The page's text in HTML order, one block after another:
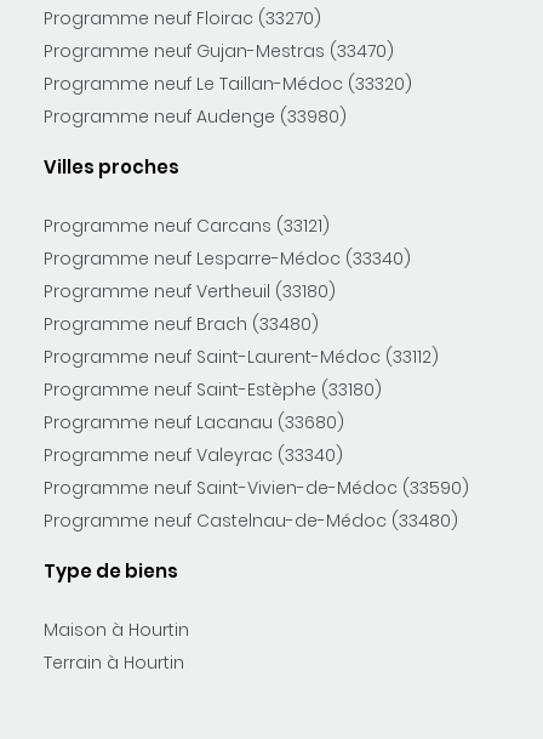
Programme neuf Floirac (33270)
Programme neuf Gujan-Mestras (33470)
Programme neuf Le Taillan-Médoc (33320)
Programme neuf Audenge (33980)
Villes proches
Programme neuf Carcans (33121)
Programme neuf Lesparre-Médoc (33340)
Programme neuf Vertheuil (33180)
Programme neuf Brach (33480)
Programme neuf Saint-Laurent-Médoc (33112)
Programme neuf Saint-Estèphe (33180)
Programme neuf Lacanau (33680)
Programme neuf Valeyrac (33340)
Programme neuf Saint-Vivien-de-Médoc (33590)
Programme neuf Castelnau-de-Médoc (33480)
Type de biens
Maison à Hourtin
Terrain à Hourtin